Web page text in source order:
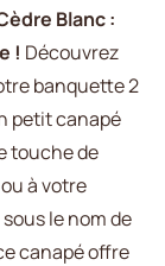
Blanc :
! Découvrez
banquette 2
petit canapé
touche de
à votre
le nom de
canapé offre